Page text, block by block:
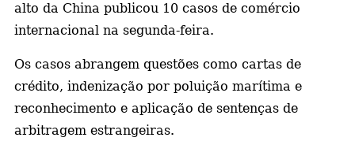
alto da China publicou 10 casos de comércio
internacional na segunda-feira.
Os casos abrangem questões como cartas de
crédito, indenização por poluição marítima e
reconhecimento e aplicação de sentenças de
arbitragem estrangeiras.